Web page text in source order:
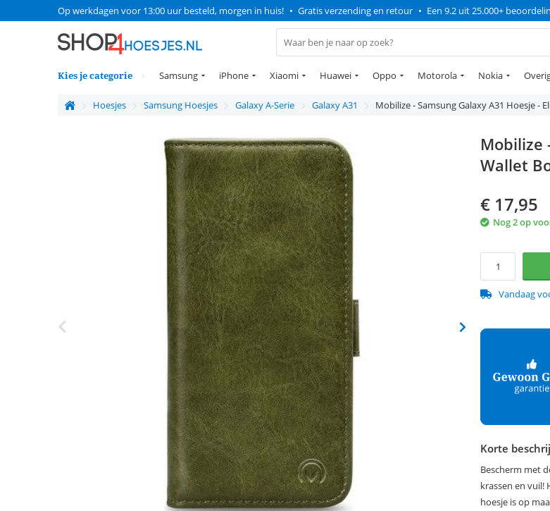
Op werkdagen voor 13:00 uur besteld, morgen in huis! • Gratis verzending en retour • Een 9.2 uit 25.000+
Kies je categorie Samsung iPhone Xiaomi Huawei Oppo Motorola Nokia
Hoesjes Samsung Hoesjes Galaxy A-Serie Galaxy A31 Mobilize - Samsung Galaxy A31 Hoesje -
Mobilize
Wallet
€ 17,95
Nog 2 op
Vandaag
Korte
Bescherm met
krassen en vuil!
hoesje is op